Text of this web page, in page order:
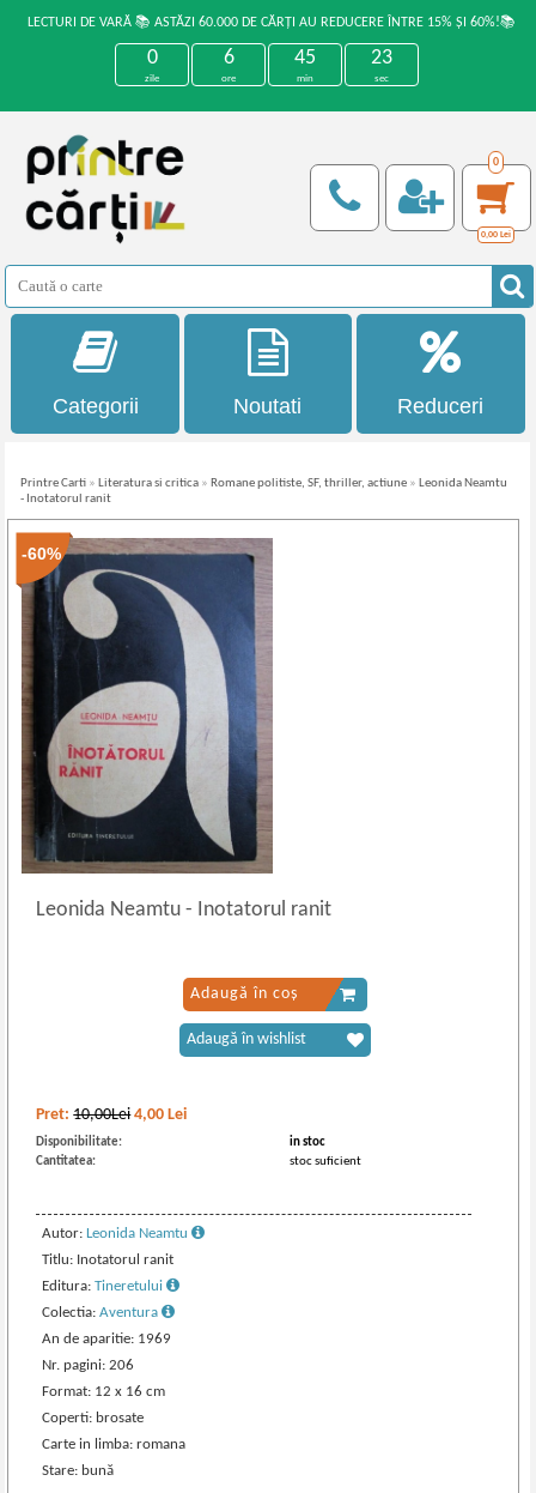
LECTURI DE VARĂ 📚 ASTĂZI 60.000 DE CĂRȚI AU REDUCERE ÎNTRE 15% ȘI 60%!📚
0
zile
6
ore
45
min
23
sec
0
0,00 Lei
Categorii Noutati Reduceri
Printre Carti » Literatura si critica » Romane politiste, SF, thriller, actiune » Leonida Neamtu
- Inotatorul ranit
-60%
Leonida Neamtu- Inotatorul ranit
Pret:10,00Lei 4,00 Lei
Disponibilitate:
in stoc
Cantitatea:
stoc suficient
Autor:Leonida Neamtu
Titlu: Inotatorul ranit
Editura:Tineretului
Colectia:Aventura
An de aparitie: 1969
Nr. pagini: 206
Format: 12 x 16 cm
Coperti: brosate
Carte in limba: romana
Stare: bună
Adaugă în coș
Adaugă în wishlist